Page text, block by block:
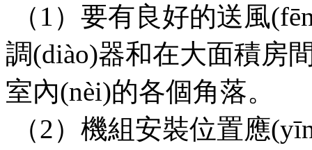
（1）要有良好的送風
調(diào)器和在大面積房
室內(nèi)的各個角落。
（2）機組安裝位置應